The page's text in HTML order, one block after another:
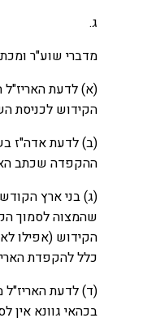
ג.
מדברי שוע"ר
(א) לדעת
הקידוש לכניסת
(ב) לדעת אדה"ז
ההקפדה שכתב
(ג) בני ארץ
שהמצוה לסמוך
הקידוש (אפילו
כלל להקפדת
(ד) לדעת
בכהאי גוונא אין